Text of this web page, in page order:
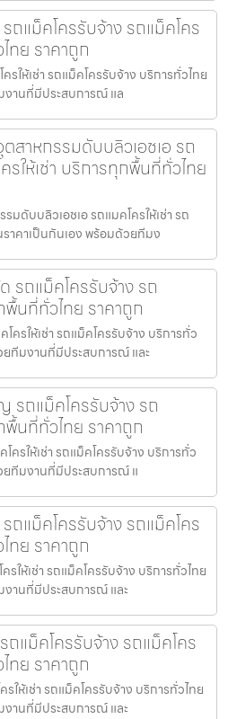
ถแม็คโครรับจ้าง รถแม็คโคร
ทย ราคาถูก
รให้เช่า รถแม็คโครรับจ้าง บริการทั่วไทย
งานที่มีประสบการณ์ แล
สาหกรรมดับบลิวเอชเอ รถ
รให้เช่า บริการทุกพื้นที่ทั่วไทย
ดับบลิวเอชเอ รถแมคโครให้เช่า รถ
ราคาเป็นกันเอง พร้อมด้วยทีมง
รถแม็คโครรับจ้าง รถ
พื้นที่ทั่วไทย ราคาถูก
ครให้เช่า รถแม็คโครรับจ้าง บริการทั่ว
ยทีมงานที่มีประสบการณ์ และ
รถแม็คโครรับจ้าง รถ
พื้นที่ทั่วไทย ราคาถูก
ครให้เช่า รถแม็คโครรับจ้าง บริการทั่ว
ยทีมงานที่มีประสบการณ์ แ
ถแม็คโครรับจ้าง รถแม็คโคร
ทย ราคาถูก
รให้เช่า รถแม็คโครรับจ้าง บริการทั่วไทย
งานที่มีประสบการณ์ และ
ถแม็คโครรับจ้าง รถแม็คโคร
ทย ราคาถูก
ให้เช่า รถแม็คโครรับจ้าง บริการทั่วไทย
งานที่มีประสบการณ์ และ